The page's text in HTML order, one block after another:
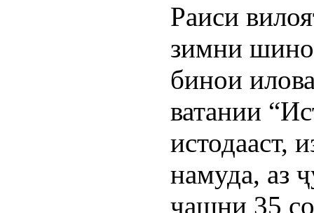
Раиси
зимни
бинои
ватании
истодааст,
намуда, аз
ҷашни 35